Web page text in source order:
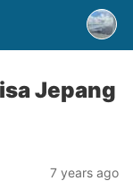
Jepang
7 years ago